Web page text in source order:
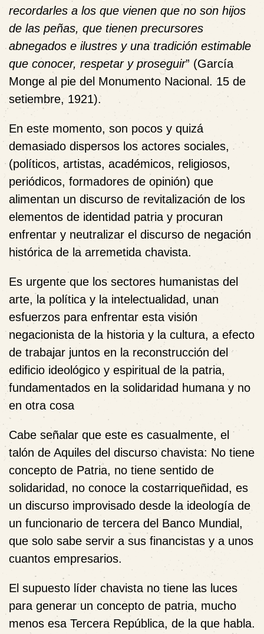
recordarles a los que vienen que no son hijos
de las peñas, que tienen precursores
abnegados e ilustres y una tradición estimable
que conocer, respetar y proseguir” (García
Monge al pie del Monumento Nacional. 15 de
setiembre, 1921).
En este momento, son pocos y quizá
demasiado dispersos los actores sociales,
(políticos, artistas, académicos, religiosos,
periódicos, formadores de opinión) que
alimentan un discurso de revitalización de los
elementos de identidad patria y procuran
enfrentar y neutralizar el discurso de negación
histórica de la arremetida chavista.
Es urgente que los sectores humanistas del
arte, la política y la intelectualidad, unan
esfuerzos para enfrentar esta visión
negacionista de la historia y la cultura, a efecto
de trabajar juntos en la reconstrucción del
edificio ideológico y espiritual de la patria,
fundamentados en la solidaridad humana y no
en otra cosa
Cabe señalar que este es casualmente, el
talón de Aquiles del discurso chavista: No tiene
concepto de Patria, no tiene sentido de
solidaridad, no conoce la costarriqueñidad, es
un discurso improvisado desde la ideología de
un funcionario de tercera del Banco Mundial,
que solo sabe servir a sus financistas y a unos
cuantos empresarios.
El supuesto líder chavista no tiene las luces
para generar un concepto de patria, mucho
menos esa Tercera República, de la que habla.